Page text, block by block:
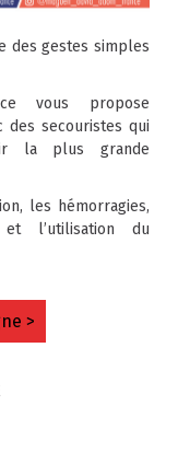
des gestes simples
vous propose
des secouristes qui
la plus grande
les hémorragies,
et l’utilisation du
>